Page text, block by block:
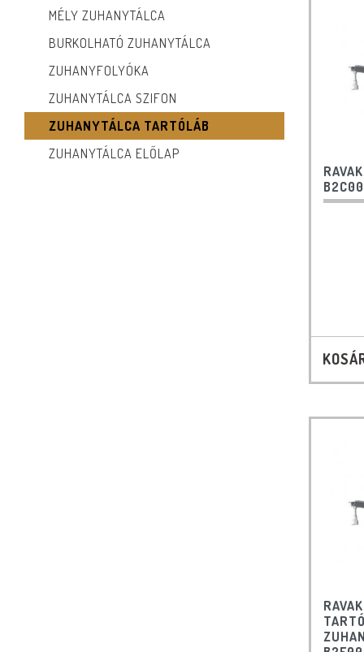
MÉLY ZUHANYTÁLCA
BURKOLHATÓ ZUHANYTÁLCA
ZUHANYFOLYÓKA
ZUHANYTÁLCA SZIFON
ZUHANYTÁLCA TARTÓLÁB
ZUHANYTÁLCA ELŐLAP